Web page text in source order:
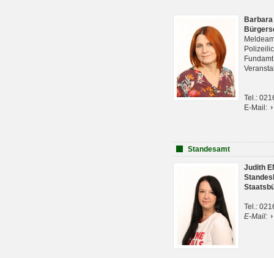
Tel.:
E-Mail:
Standesamt
Judith
Tel.:
E-Mail: